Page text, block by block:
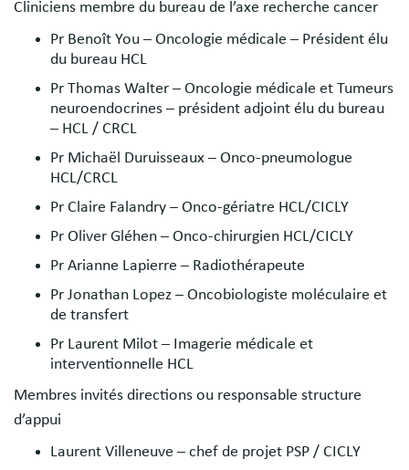
Cliniciens membre du bureau de l’axe recherche cancer
Pr Benoît You – Oncologie médicale – Président élu
du bureau HCL
Pr Thomas Walter – Oncologie médicale et Tumeurs
neuroendocrines – président adjoint élu du bureau
– HCL / CRCL
Pr Michaël Duruisseaux – Onco-pneumologue
HCL/CRCL
Pr Claire Falandry – Onco-gériatre HCL/CICLY
Pr Oliver Gléhen – Onco-chirurgien HCL/CICLY
Pr Arianne Lapierre – Radiothérapeute
Pr Jonathan Lopez – Oncobiologiste moléculaire et
de transfert
Pr Laurent Milot – Imagerie médicale et
interventionnelle HCL
Membres invités directions ou responsable structure
d’appui
Laurent Villeneuve – chef de projet PSP / CICLY